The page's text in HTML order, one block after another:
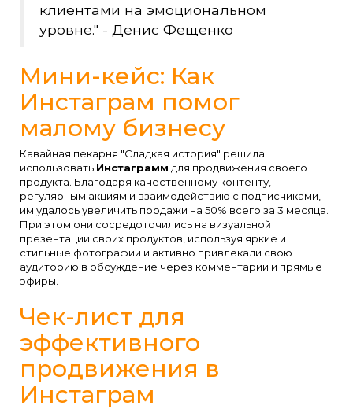
клиентами на эмоциональном
уровне." - Денис Фещенко
Мини-кейс: Как
Инстаграм помог
малому бизнесу
Кавайная пекарня "Сладкая история" решила
использовать Инстаграмм для продвижения своего
продукта. Благодаря качественному контенту,
регулярным акциям и взаимодействию с подписчиками,
им удалось увеличить продажи на 50% всего за 3 месяца.
При этом они сосредоточились на визуальной
презентации своих продуктов, используя яркие и
стильные фотографии и активно привлекали свою
аудиторию в обсуждение через комментарии и прямые
эфиры.
Чек-лист для
эффективного
продвижения в
Инстаграм